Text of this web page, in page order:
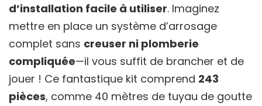
d’installation facile à utiliser. Imaginez
mettre en place un système d’arrosage
complet sans creuser ni plomberie
compliquée—il vous suffit de brancher et de
jouer ! Ce fantastique kit comprend 243
pièces, comme 40 mètres de tuyau de goutte